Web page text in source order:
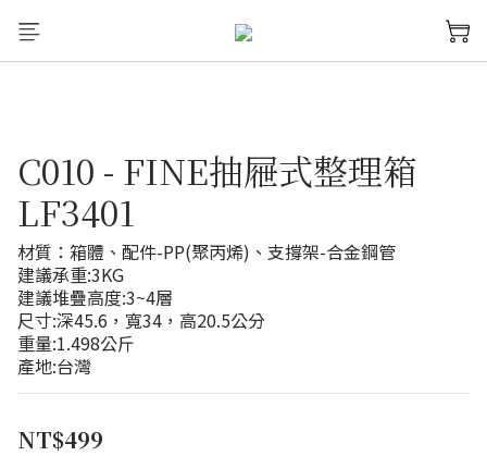
C010 - FINE抽屜式整理箱
LF3401
材質：箱體、配件-PP(聚丙烯)、支撐架-合金鋼管
建議承重:3KG
建議堆疊高度:3~4層
尺寸:深45.6，寬34，高20.5公分
重量:1.498公斤
產地:台灣
NT$499